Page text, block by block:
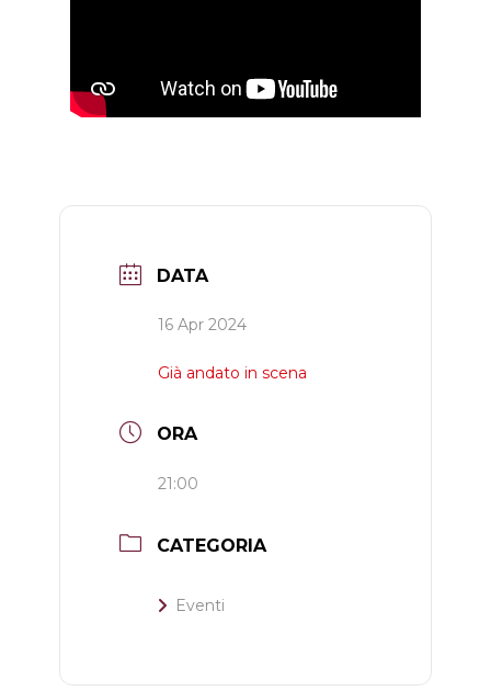
DATA
16 Apr 2024
Già andato in scena
ORA
21:00
CATEGORIA
Eventi